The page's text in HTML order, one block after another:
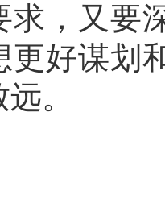
求，又要
更好谋划
。